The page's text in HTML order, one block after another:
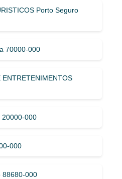
Porto Seguro
70000-000
ENTRETENIMENTOS
20000-000
000
88680-000